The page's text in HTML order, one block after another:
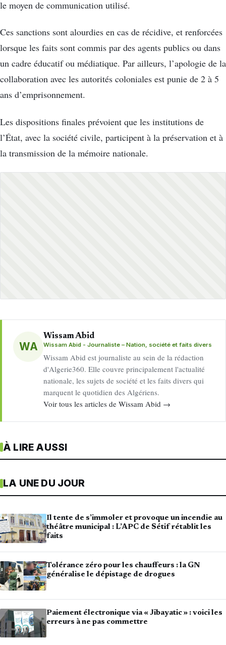
le moyen de communication utilisé.
Ces sanctions sont alourdies en cas de récidive, et renforcées
lorsque les faits sont commis par des agents publics ou dans
un cadre éducatif ou médiatique. Par ailleurs, l’apologie de la
collaboration avec les autorités coloniales est punie de 2 à 5
ans d’emprisonnement.
Les dispositions finales prévoient que les institutions de
l’État, avec la société civile, participent à la préservation et à
la transmission de la mémoire nationale.
WA
Wissam Abid
Wissam Abid - Journaliste – Nation, société et faits divers
Wissam Abid est journaliste au sein de la rédaction
d'Algerie360. Elle couvre principalement l'actualité
nationale, les sujets de société et les faits divers qui
marquent le quotidien des Algériens.
Voir tous les articles de Wissam Abid →
À LIRE AUSSI
LA UNE DU JOUR
Il tente de s’immoler et provoque un incendie au
théâtre municipal : L’APC de Sétif rétablit les
faits
Tolérance zéro pour les chauffeurs : la GN
généralise le dépistage de drogues
Paiement électronique via « Jibayatic » : voici les
erreurs à ne pas commettre